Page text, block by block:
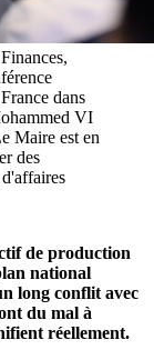
dans
VI
Maire est en
des
de production
national
long conflit avec
du mal à
réellement.